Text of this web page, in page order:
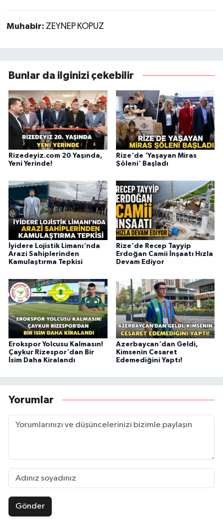
Muhabir: ZEYNEP KOPUZ
Bunlar da ilginizi çekebilir
Rizedeyiz.com 20 Yaşında,
Yeni Yerinde!
Rize'de 'Yaşayan Miras
Şöleni' Başladı
İyidere Lojistik Limanı'nda
Arazi Sahiplerinden
Kamulaştırma Tepkisi
Rize'de Recep Tayyip
Erdoğan Camii İnşaatı Hızla
Devam Ediyor
Erokspor Yolcusu Kalmasın!
Çaykur Rizespor'dan Bir
İsim Daha Kiralandı
Azerbaycan'dan Geldi,
Kimsenin Cesaret
Edemediğini Yaptı!
Yorumlar
Gönder